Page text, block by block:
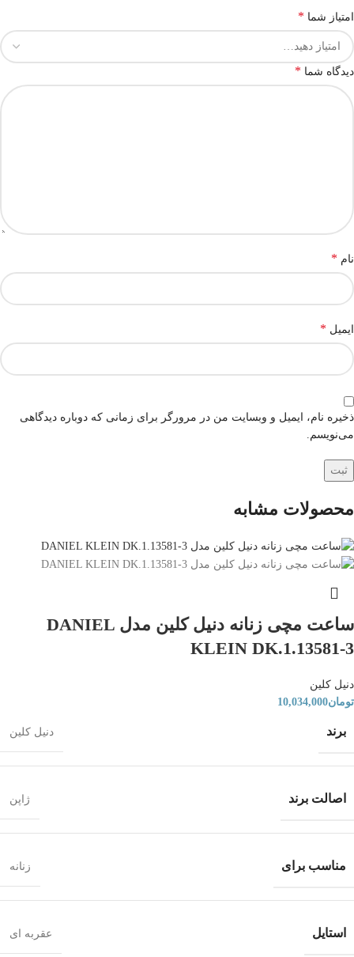
امتیاز شما *
دیدگاه شما *
نام *
ایمیل *
ذخیره نام، ایمیل و وبسایت من در مرورگر برای زمانی که دوباره دیدگاهی
می‌نویسم.
محصولات مشابه
ساعت مچی زنانه دنیل کلین مدل DANIEL
KLEIN DK.1.13581-3
دنیل کلین
تومان10,034,000
برند دنیل کلین
اصالت برند ژاپن
مناسب برای زنانه
استایل عقربه ای